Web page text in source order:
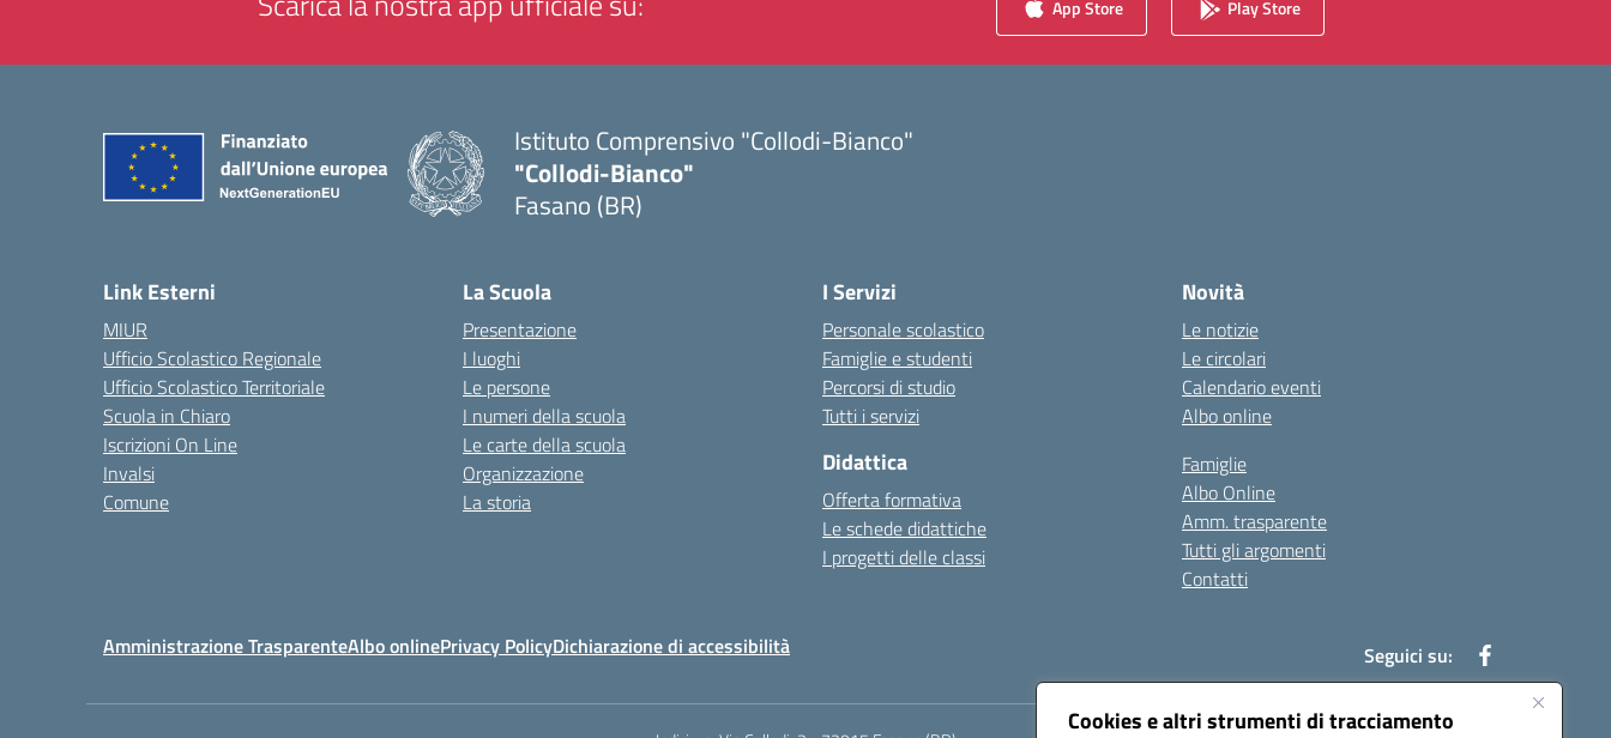
Cookies e altri strumenti di tracciamento
App Store Play Store
Istituto Comprensivo "Collodi-Bianco"
"Collodi-Bianco"
Fasano (BR)
Link Esterni
MIUR
Ufficio Scolastico Regionale
Ufficio Scolastico Territoriale
Scuola in Chiaro
Iscrizioni On Line
Invalsi
Comune
La Scuola
Presentazione
I luoghi
Le persone
I numeri della scuola
Le carte della scuola
Organizzazione
La storia
I Servizi
Personale scolastico
Famiglie e studenti
Percorsi di studio
Tutti i servizi
Didattica
Offerta formativa
Le schede didattiche
I progetti delle classi
Novità
Le notizie
Le circolari
Calendario eventi
Albo online
Famiglie
Albo Online
Amm. trasparente
Tutti gli argomenti
Contatti
Amministrazione TrasparenteAlbo onlinePrivacy PolicyDichiarazione di accessibilità Seguici su: